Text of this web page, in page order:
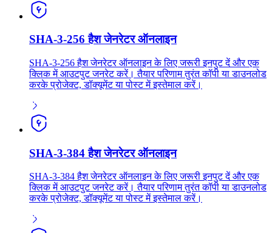
SHA-3-256 हैश जेनरेटर ऑनलाइन
SHA-3-256 हैश जेनरेटर ऑनलाइन के लिए जरूरी इनपुट दें और एक
क्लिक में आउटपुट जनरेट करें। तैयार परिणाम तुरंत कॉपी या डाउनलोड
करके प्रोजेक्ट, डॉक्यूमेंट या पोस्ट में इस्तेमाल करें।
SHA-3-384 हैश जेनरेटर ऑनलाइन
SHA-3-384 हैश जेनरेटर ऑनलाइन के लिए जरूरी इनपुट दें और एक
क्लिक में आउटपुट जनरेट करें। तैयार परिणाम तुरंत कॉपी या डाउनलोड
करके प्रोजेक्ट, डॉक्यूमेंट या पोस्ट में इस्तेमाल करें।